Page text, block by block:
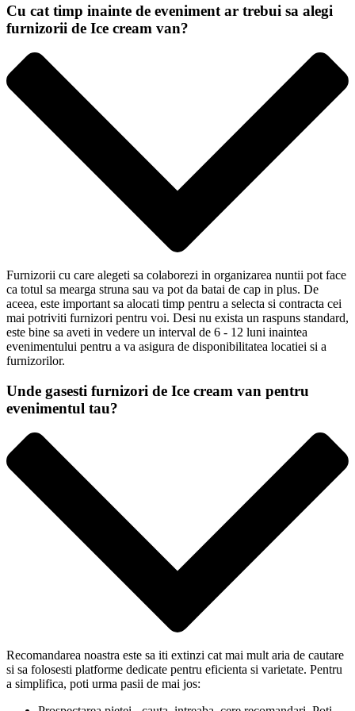
Cu cat timp inainte de eveniment ar trebui sa alegi
furnizorii de Ice cream van?
Furnizorii cu care alegeti sa colaborezi in organizarea nuntii pot face
ca totul sa mearga struna sau va pot da batai de cap in plus. De
aceea, este important sa alocati timp pentru a selecta si contracta cei
mai potriviti furnizori pentru voi. Desi nu exista un raspuns standard,
este bine sa aveti in vedere un interval de 6 - 12 luni inaintea
evenimentului pentru a va asigura de disponibilitatea locatiei si a
furnizorilor.
Unde gasesti furnizori de Ice cream van pentru
evenimentul tau?
Recomandarea noastra este sa iti extinzi cat mai mult aria de cautare
si sa folosesti platforme dedicate pentru eficienta si varietate. Pentru
a simplifica, poti urma pasii de mai jos: